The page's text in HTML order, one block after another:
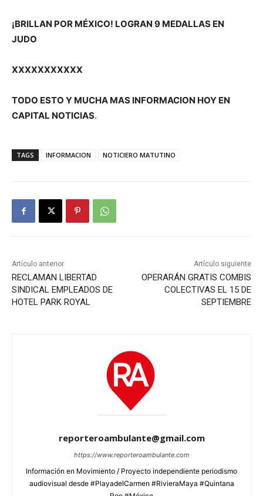
¡BRILLAN POR MÉXICO! LOGRAN 9 MEDALLAS EN
JUDO
XXXXXXXXXXX
TODO ESTO Y MUCHA MAS INFORMACION HOY EN
CAPITAL NOTICIAS.
TAGS INFORMACION NOTICIERO MATUTINO
Artículo anterior
RECLAMAN LIBERTAD
SINDICAL EMPLEADOS DE
HOTEL PARK ROYAL
Artículo siguiente
OPERARÁN GRATIS COMBIS
COLECTIVAS EL 15 DE
SEPTIEMBRE
reporteroambulante@gmail.com
https://www.reporteroambulante.com
Información en Movimiento / Proyecto independiente periodismo
audiovisual desde #PlayadelCarmen #RivieraMaya #Quintana